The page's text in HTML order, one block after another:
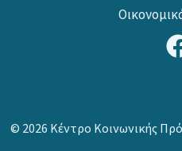
© 2026 Κέντρο Κοινωνικής